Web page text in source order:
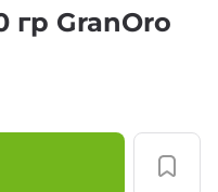
гр GranOro